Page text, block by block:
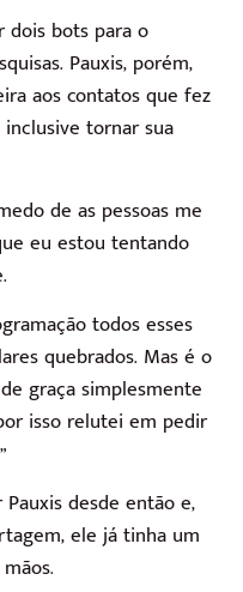
dois bots para o
Pauxis, porém,
aos contatos que fez
tornar sua
de as pessoas me
eu estou tentando
todos esses
quebrados. Mas é o
graça simplesmente
isso relutei em pedir
desde então e,
ele já tinha um